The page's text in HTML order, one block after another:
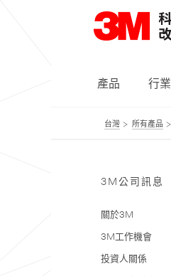
產品 行業
台灣 所有產品
3M公司訊息
關於3M
3M工作機會
投資人關係